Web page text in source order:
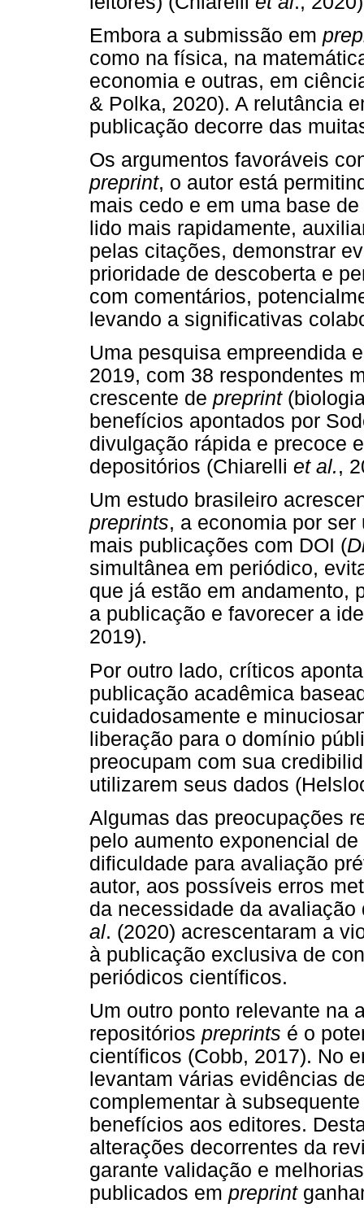
Embora a submissão em
como na física, na
economia e outras, em
& Polka, 2020). A relutância
publicação decorre das
Os argumentos favoráveis
preprint, o autor está
mais cedo e em uma base
lido mais rapidamente,
pelas citações, demonstrar
prioridade de descoberta e
com comentários,
levando a significativas
Uma pesquisa empreendida
2019, com 38 respondentes
crescente de preprint
benefícios apontados por
divulgação rápida e precoce
depositórios (Chiarelli et al.,
Um estudo brasileiro
preprints, a economia por
mais publicações com DOI (
simultânea em periódico,
que já estão em andamento,
a publicação e favorecer a
2019).
Por outro lado, críticos
publicação acadêmica
cuidadosamente e
liberação para o domínio
preocupam com sua
utilizarem seus dados
Algumas das preocupações
pelo aumento exponencial
dificuldade para avaliação
autor, aos possíveis erros
da necessidade da
al. (2020) acrescentaram a
à publicação exclusiva de
periódicos científicos.
Um outro ponto relevante na
repositórios preprints é o
científicos (Cobb, 2017). No
levantam várias evidências
complementar à
benefícios aos editores.
alterações decorrentes da
garante validação e
publicados em preprint